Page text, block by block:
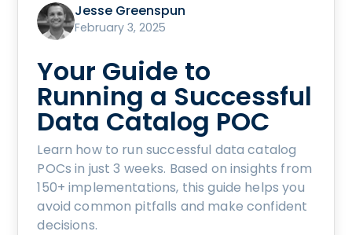
Jesse Greenspun
February 3, 2025
Your Guide to
Running a Successful
Data Catalog POC
Learn how to run successful data catalog
POCs in just 3 weeks. Based on insights from
150+ implementations, this guide helps you
avoid common pitfalls and make confident
decisions.